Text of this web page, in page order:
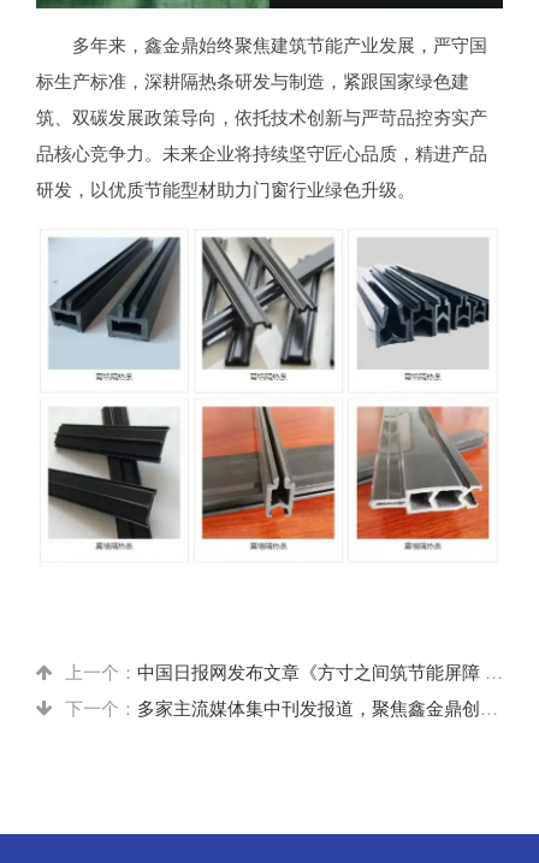
多年来，鑫金鼎始终聚焦建筑节能产业发展，严守国
标生产标准，深耕隔热条研发与制造，紧跟国家绿色建
筑、双碳发展政策导向，依托技术创新与严苛品控夯实产
品核心竞争力。未来企业将持续坚守匠心品质，精进产品
研发，以优质节能型材助力门窗行业绿色升级。
上一个： 中国日报网发布文章《方寸之间筑节能屏障 匠心十年铸金鼎品牌》
下一个： 多家主流媒体集中刊发报道，聚焦鑫金鼎创始人陈世超受聘北京民营经济发展促进会重要职务